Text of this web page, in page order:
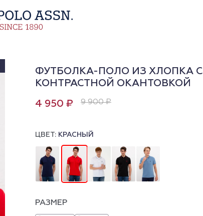
ФУТБОЛКА-ПОЛО ИЗ ХЛОПКА С
КОНТРАСТНОЙ ОКАНТОВКОЙ
4 950 ₽ 9 900 ₽
ЦВЕТ: КРАСНЫЙ
РАЗМЕР